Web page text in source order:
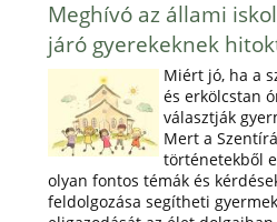
Meghívó az állami
járó gyerekeknek
Miért jó, ha a
és erkölcstan
választják
Mert a
történetekből
olyan fontos témák és
feldolgozása segítheti